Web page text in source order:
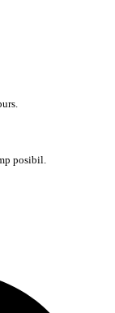
posibil.